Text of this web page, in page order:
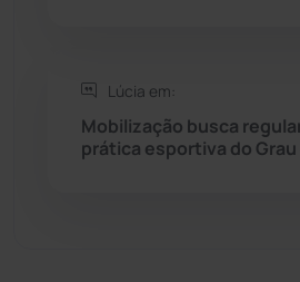
Lúcia em:
Mobilização busca
prática esportiva do Grau